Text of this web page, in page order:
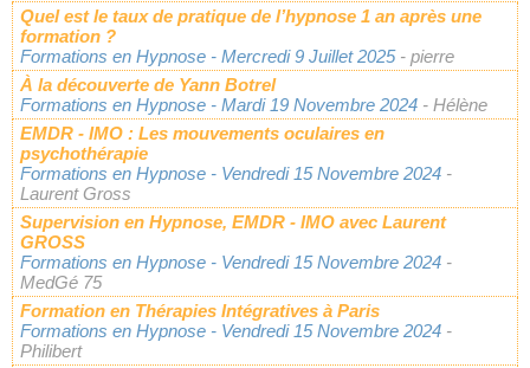
Quel est le taux de pratique de l’hypnose 1 an après une
formation ?
Formations en Hypnose - Mercredi 9 Juillet 2025 - pierre
À la découverte de Yann Botrel
Formations en Hypnose - Mardi 19 Novembre 2024 - Hélène
EMDR - IMO : Les mouvements oculaires en
psychothérapie
Formations en Hypnose - Vendredi 15 Novembre 2024 -
Laurent Gross
Supervision en Hypnose, EMDR - IMO avec Laurent
GROSS
Formations en Hypnose - Vendredi 15 Novembre 2024 -
MedGé 75
Formation en Thérapies Intégratives à Paris
Formations en Hypnose - Vendredi 15 Novembre 2024 -
Philibert